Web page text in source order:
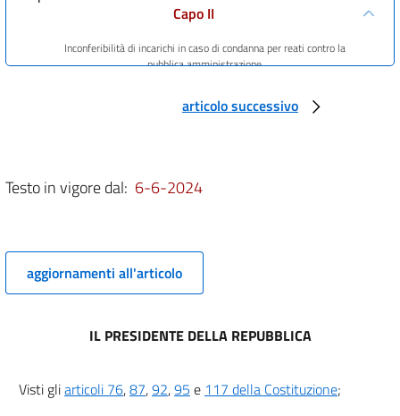
Capo II
Inconferibilità di incarichi in caso di condanna per reati contro la
pubblica amministrazione
Capo III
4
Inconferibilità di incarichi a componenti di organi di indirizzo
politico
Capo V
articolo successivo
Testo in vigore dal: 6-6-2024
aggiornamenti all'articolo
IL PRESIDENTE DELLA REPUBBLICA
Visti gliarticoli 76,87,92,95 e 117 della Costituzione;